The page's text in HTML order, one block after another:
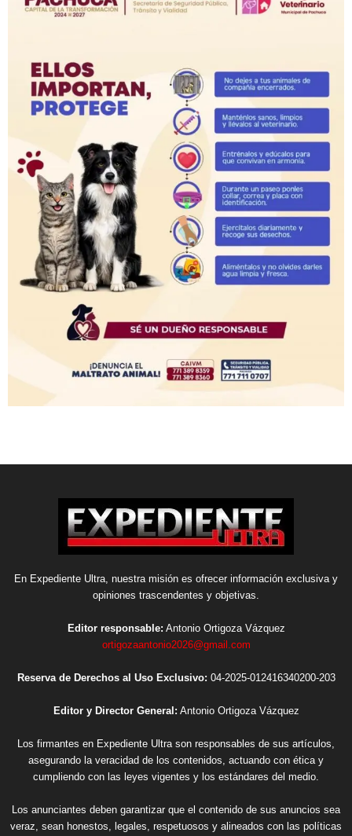
En Expediente Ultra, nuestra misión es ofrecer información exclusiva y
opiniones trascendentes y objetivas.
Editor responsable: Antonio Ortigoza Vázquez
ortigozaantonio2026@gmail.com
Reserva de Derechos al Uso Exclusivo: 04-2025-012416340200-203
Editor y Director General: Antonio Ortigoza Vázquez
Los firmantes en Expediente Ultra son responsables de sus artículos,
asegurando la veracidad de los contenidos, actuando con ética y
cumpliendo con las leyes vigentes y los estándares del medio.
Los anunciantes deben garantizar que el contenido de sus anuncios sea
veraz, sean honestos, legales, respetuosos y alineados con las políticas